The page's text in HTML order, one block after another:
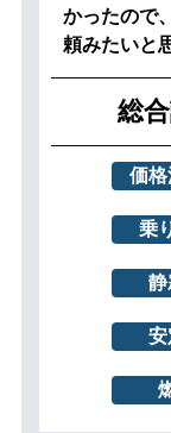
かったので
頼みたいと
総
価
乗
静
安